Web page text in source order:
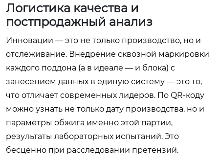
Логистика качества и
постпродажный анализ
Инновации — это не только производство, но и
отслеживание. Внедрение сквозной маркировки
каждого поддона (а в идеале — и блока) с
занесением данных в единую систему — это то,
что отличает современных лидеров. По QR-коду
можно узнать не только дату производства, но и
параметры обжига именно этой партии,
результаты лабораторных испытаний. Это
бесценно при расследовании претензий.